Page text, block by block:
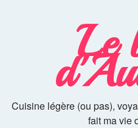
Le
Cuisine légère (ou pas),
fait ma vie